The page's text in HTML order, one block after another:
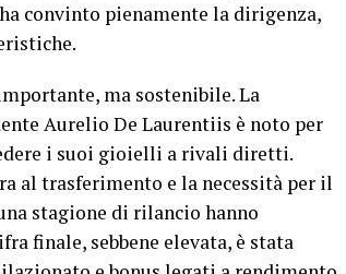
convinto pienamente la dirigenza,
ma sostenibile. La
Aurelio De Laurentiis è noto per
i suoi gioielli a rivali diretti.
al trasferimento e la necessità per il
stagione di rilancio hanno
finale, sebbene elevata, è stata